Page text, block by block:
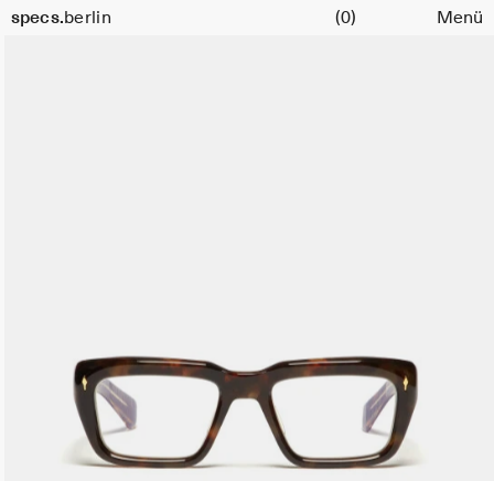
specs.berlin
Warenkorb (0) Menü